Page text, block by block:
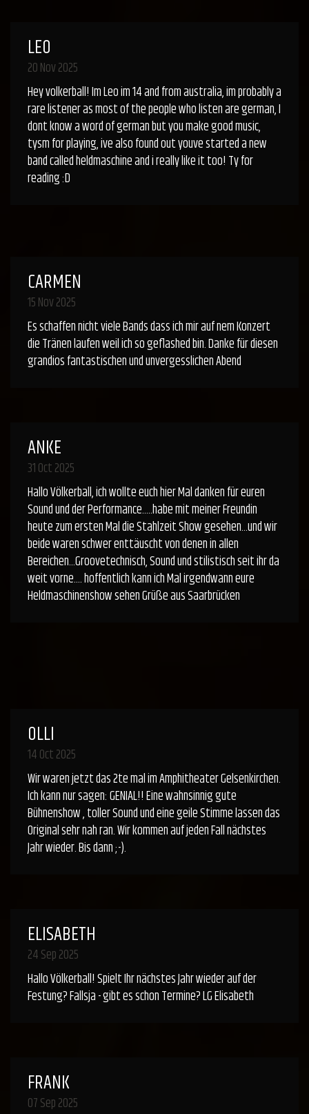
LEO
20 Nov 2025
Hey volkerball! Im Leo im 14 and from australia, im probably a
rare listener as most of the people who listen are german, I
dont know a word of german but you make good music,
tysm for playing, ive also found out youve started a new
band called heldmaschine and i really like it too! Ty for
reading :D
CARMEN
15 Nov 2025
Es schaffen nicht viele Bands dass ich mir auf nem Konzert
die Tränen laufen weil ich so geflashed bin. Danke für diesen
grandios fantastischen und unvergesslichen Abend
ANKE
31 Oct 2025
Hallo Völkerball, ich wollte euch hier Mal danken für euren
Sound und der Performance.....habe mit meiner Freundin
heute zum ersten Mal die Stahlzeit Show gesehen...und wir
beide waren schwer enttäuscht von denen in allen
Bereichen...Groovetechnisch, Sound und stilistisch seit ihr da
weit vorne.... hoffentlich kann ich Mal irgendwann eure
Heldmaschinenshow sehen Grüße aus Saarbrücken
OLLI
14 Oct 2025
Wir waren jetzt das 2te mal im Amphitheater Gelsenkirchen.
Ich kann nur sagen: GENIAL!! Eine wahnsinnig gute
Bühnenshow , toller Sound und eine geile Stimme lassen das
Original sehr nah ran. Wir kommen auf jeden Fall nächstes
Jahr wieder. Bis dann ;-).
ELISABETH
24 Sep 2025
Hallo Völkerball! Spielt Ihr nächstes Jahr wieder auf der
Festung? Fallsja - gibt es schon Termine? LG Elisabeth
FRANK
07 Sep 2025